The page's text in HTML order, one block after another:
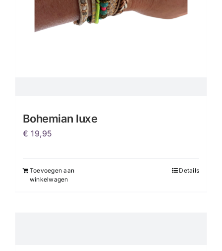
Bohemian luxe
€ 19,95
Toevoegen aan
winkelwagen
Details